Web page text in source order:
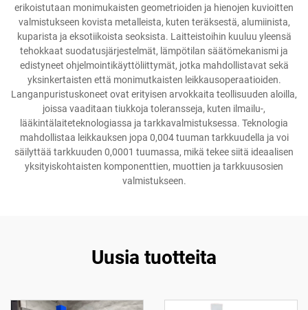
erikoistutaan monimukaisten geometrioiden ja hienojen kuvioitten
valmistukseen kovista metalleista, kuten teräksestä, alumiinista,
kuparista ja eksotiikoista seoksista. Laitteistoihin kuuluu yleensä
tehokkaat suodatusjärjestelmät, lämpötilan säätömekanismi ja
edistyneet ohjelmointikäyttöliittymät, jotka mahdollistavat sekä
yksinkertaisten että monimutkaisten leikkausoperaatioiden.
Langanpuristuskoneet ovat erityisen arvokkaita teollisuuden aloilla,
joissa vaaditaan tiukkoja toleransseja, kuten ilmailu-,
lääkintälaiteteknologiassa ja tarkkavalmistuksessa. Teknologia
mahdollistaa leikkauksen jopa 0,004 tuuman tarkkuudella ja voi
säilyttää tarkkuuden 0,0001 tuumassa, mikä tekee siitä ideaalisen
yksityiskohtaisten komponenttien, muottien ja tarkkuusosien
valmistukseen.
Uusia tuotteita